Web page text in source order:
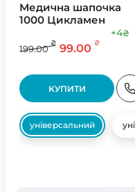
Медична шапочка
1000 Цикламен
199.00
₴ 99.00 ₴
+4₴
КУПИТИ
універсальний